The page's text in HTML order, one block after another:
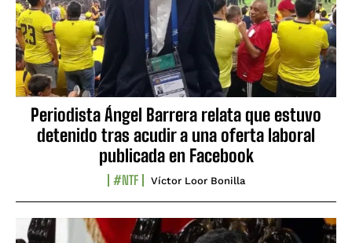
Periodista Ángel Barrera relata que estuvo
detenido tras acudir a una oferta laboral
publicada en Facebook
#NTF Víctor Loor Bonilla